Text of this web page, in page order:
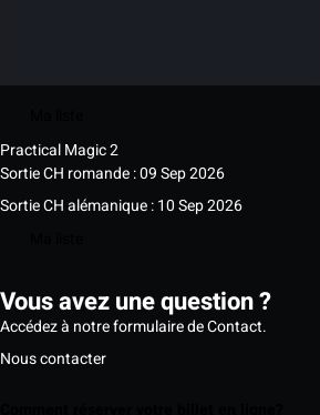
Practical Magic 2
Sortie CH romande : 09 Sep 2026
Sortie CH alémanique : 10 Sep 2026
Vous avez une question ?
Accédez à notre formulaire de Contact.
Nous contacter